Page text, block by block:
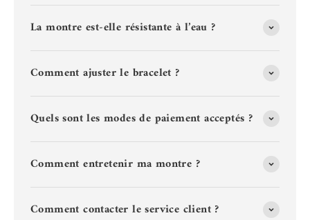
La montre est-elle résistante à l’eau ?
Comment ajuster le bracelet ?
Quels sont les modes de paiement acceptés ?
Comment entretenir ma montre ?
Comment contacter le service client ?